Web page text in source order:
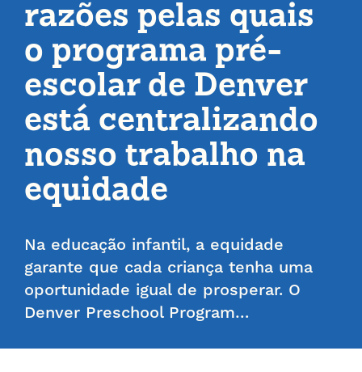
razões pelas quais
o programa pré-
escolar de Denver
está centralizando
nosso trabalho na
equidade
Na educação infantil, a equidade
garante que cada criança tenha uma
oportunidade igual de prosperar. O
Denver Preschool Program…